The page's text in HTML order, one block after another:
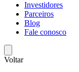
Investidores
Parceiros
Blog
Fale conosco
Voltar